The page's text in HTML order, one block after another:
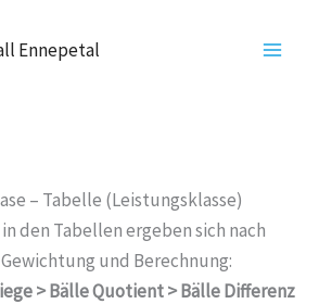
Ennepetal
– Tabelle (Leistungsklasse)
den Tabellen ergeben sich nach
und Berechnung:
> Bälle Quotient > Bälle Differenz